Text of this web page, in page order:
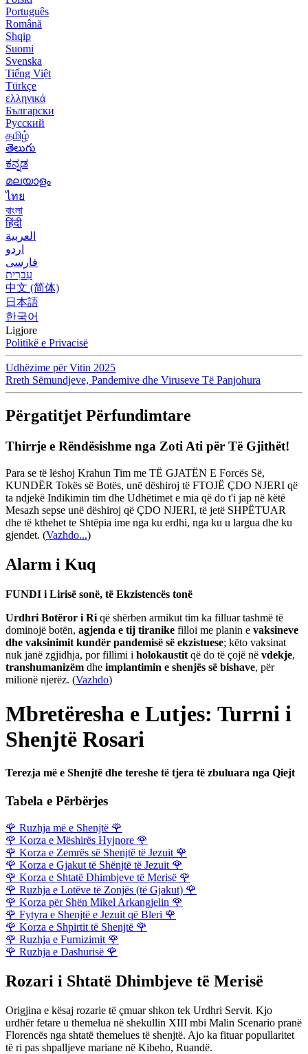
Português
Română
Shqip
Suomi
Svenska
Tiếng Việt
Türkçe
ελληνικά
Български
Русский
தமிழ்
తెలుగు
ಕನ್ನಡ
മലയാളം
ไทย
বাংলা
हिंदी
العربية
اردو
فارسی
עִברִית
中文 (简体)
日本語
한국어
Ligjore
Politikë e Privacisë
Udhëzime për Vitin 2025
Rreth Sëmundjeve, Pandemive dhe Viruseve Të Panjohura
Përgatitjet Përfundimtare
Thirrje e Rëndësishme nga Zoti Ati për Të Gjithët!
Para se të lëshoj Krahun Tim me TË GJATËN E Forcës Së,
KUNDËR Tokës së Botës, unë dëshiroj të FTOJË ÇDO NJERI që
ta ndjekë Indikimin tim dhe Udhëtimet e mia që do t'i jap në këtë
Mesazh sepse unë dëshiroj që ÇDO NJERI, të jetë SHPËTUAR
dhe të kthehet te Shtëpia ime nga ku erdhi, nga ku u largua dhe ku
gjendet. (Vazhdo...)
Alarm i Kuq
FUNDI i Lirisë sonë, të Ekzistencës tonë
Urdhri Botëror i Ri që shërben armikut tim ka filluar tashmë të
dominojë botën, agjenda e tij tiranike filloi me planin e vaksineve
dhe vaksinimit kundër pandemisë së ekzistuese; këto vaksinat
nuk janë zgjidhja, por fillimi i holokaustit që do të çojë në vdekje,
transhumanizëm dhe implantimin e shenjës së bishave, për
milionë njerëz. (Vazhdo)
Mbretëresha e Lutjes: Turrni i
Shenjtë Rosari
Terezja më e Shenjtë dhe tereshe të tjera të zbuluara nga Qiejt
Tabela e Përbërjes
🌹 Ruzhja më e Shenjtë 🌹
🌹 Korza e Mëshirës Hyjnore 🌹
🌹 Korza e Zemrës së Shenjtë të Jezuit 🌹
🌹 Korza e Gjakut të Shënjtë të Jezuit 🌹
🌹 Korza e Shtatë Dhimbjeve të Merisë 🌹
🌹 Ruzhja e Lotëve të Zonjës (të Gjakut) 🌹
🌹 Korza për Shën Mikel Arkangjelin 🌹
🌹 Fytyra e Shenjtë e Jezuit që Bleri 🌹
🌹 Korza e Shpirtit të Shenjtë 🌹
🌹 Ruzhja e Furnizimit 🌹
🌹 Ruzhja e Dashurisë 🌹
Rozari i Shtatë Dhimbjeve të Merisë
Origjina e kësaj rozarie të çmuar shkon tek Urdhri Servit. Kjo
urdhër fetare u themelua në shekullin XIII mbi Malin Scenario pranë
Florencës nga shtatë themelues të shenjtë. Ajo ka fituar popullaritet
të ri pas shpalljeve mariane në Kibeho, Ruandë.